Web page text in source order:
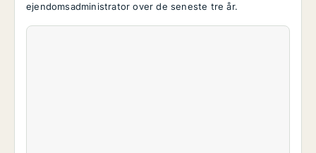
ejendomsadministrator over de seneste tre år.